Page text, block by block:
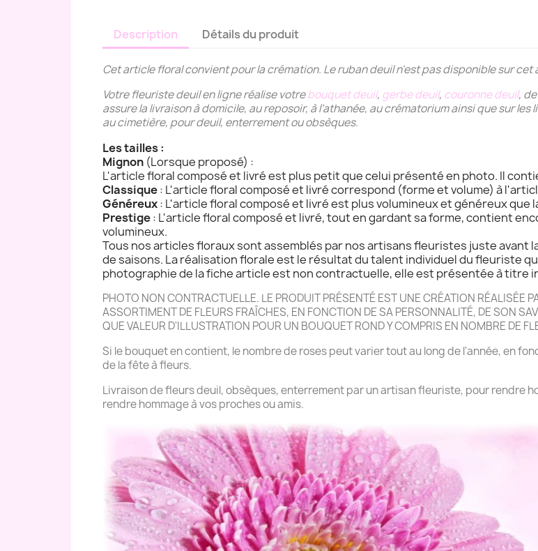
Description Détails du produit
Cet article floral convient pour la crémation. Le ruban deuil n'est pas disponible sur cet
Votre fleuriste deuil en ligne réalise votrebouquet deuil, gerbe deuil, couronne deuil,
assure la livraison à domicile, au reposoir, à l’athanée, au crématorium ainsi que sur
au cimetière, pour deuil, enterrement ou obsèques.
Les tailles :
Mignon (Lorsque proposé) :
L'article floral composé et livré est plus petit que celui présenté en photo. Il
Classique: L'article floral composé et livré correspond (forme et volume) à
Généreux: L'article floral composé et livré est plus volumineux et généreux que
Prestige: L'article floral composé et livré, tout en gardant sa forme, contient
volumineux.
Tous nos articles floraux sont assemblés par nos artisans fleuristes juste avant
de saisons. La réalisation florale est le résultat du talent individuel du fleuriste
photographie de la fiche article est non contractuelle, elle est présentée à titre
PHOTO NON CONTRACTUELLE. LE PRODUIT PRÉSENTÉ EST UNE CRÉATION RÉALISÉE
ASSORTIMENT DE FLEURS FRAÎCHES, EN FONCTION DE SA PERSONNALITÉ, DE SON
QUE VALEUR D'ILLUSTRATION POUR UN BOUQUET ROND Y COMPRIS EN NOMBRE DE
Si le bouquet en contient, le nombre de roses peut varier tout au long de l'année, en
de la fête à fleurs.
Livraison de fleurs deuil, obsèques, enterrement par un artisan fleuriste, pour rendre
rendre hommage à vos proches ou amis.